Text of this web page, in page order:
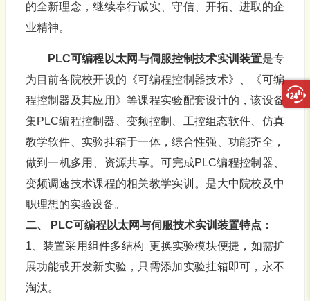
的全新理念，继续奉行诚实、守信、开拓、进取的企
业精神。
PLC可编程以太网与伺服控制技术实训装置是专
为目前各院校开设的《可编程控制器技术》、《可编
程控制器及其应用》等课程实验配套设计的，该设备
集PLC编程控制器、变频控制、工控组态软件、仿真
教学软件、实验挂箱于一体，综合性强、功能齐全，
做到一机多用、资源共享。可完成PLC编程控制器、
变频调速技术课程的相关教学实训。是大中院校及中
职理想的实验设备。
二、 PLC可编程以太网与伺服技术实训装置特点：
1、装置采用组件多结构 更换实验模块便捷，如需扩
展功能或开发新实验，只需添加实验挂箱即可，永不
淘汰。